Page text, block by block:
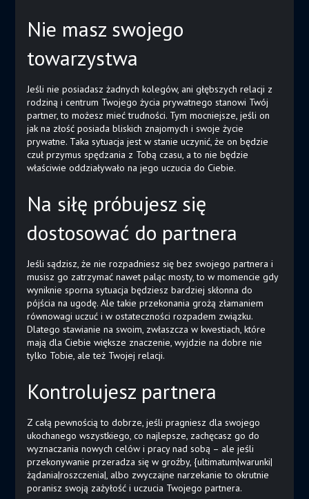
Nie masz swojego
towarzystwa
Jeśli nie posiadasz żadnych kolegów, ani głębszych relacji z
rodziną i centrum Twojego życia prywatnego stanowi Twój
partner, to możesz mieć trudności. Tym mocniejsze, jeśli on
jak na złość posiada bliskich znajomych i swoje życie
prywatne. Taka sytuacja jest w stanie uczynić, że on będzie
czuł przymus spędzania z Tobą czasu, a to nie będzie
właściwie oddziaływało na jego uczucia do Ciebie.
Na siłę próbujesz się
dostosować do partnera
Jeśli sądzisz, że nie rozpadniesz się bez swojego partnera i
musisz go zatrzymać nawet paląc mosty, to w momencie gdy
wyniknie sporna sytuacja będziesz bardziej skłonna do
pójścia na ugodę. Ale takie przekonania grożą złamaniem
równowagi uczuć i w ostateczności rozpadem związku.
Dlatego stawianie na swoim, zwłaszcza w kwestiach, które
mają dla Ciebie większe znaczenie, wyjdzie na dobre nie
tylko Tobie, ale też Twojej relacji.
Kontrolujesz partnera
Z całą pewnością to dobrze, jeśli pragniesz dla swojego
ukochanego wszystkiego, co najlepsze, zachęcasz go do
wyznaczania nowych celów i pracy nad sobą – ale jeśli
przekonywanie przeradza się w groźby, {ultimatum|warunki|
żądania|roszczenia|, albo zwyczajne narzekanie to okrutnie
poranisz swoją zażyłość i uczucia Twojego partnera.